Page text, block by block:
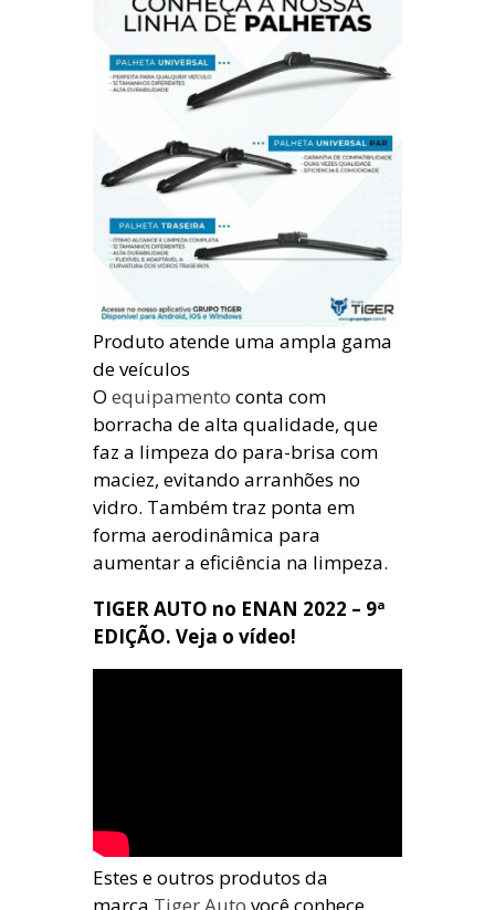
Produto atende uma ampla gama
de veículos
O equipamento conta com
borracha de alta qualidade, que
faz a limpeza do para-brisa com
maciez, evitando arranhões no
vidro. Também traz ponta em
forma aerodinâmica para
aumentar a eficiência na limpeza.
TIGER AUTO no ENAN 2022 – 9ª
EDIÇÃO. Veja o vídeo!
Estes e outros produtos da